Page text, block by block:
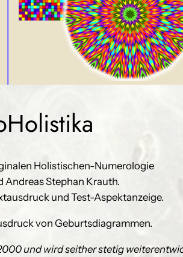
Holistischen-Numerologie
Andreas Stephan Krauth.
und Test-Aspektanzeige.
von Geburtsdiagrammen.
und wird seither stetig